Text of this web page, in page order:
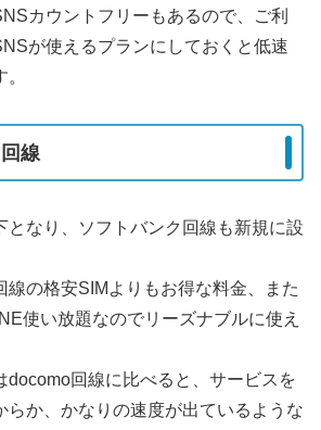
カウントフリーもあるので、ご利
が使えるプランにしておくと低速
線
となり、ソフトバンク回線も新規に設
線の格安SIMよりもお得な料金、また
使い放題なのでリーズナブルに使え
docomo回線に比べると、サービスを
らか、かなりの速度が出ているような